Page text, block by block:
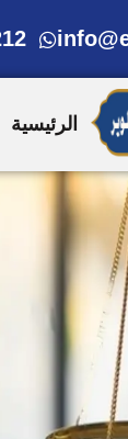
الرئيسية